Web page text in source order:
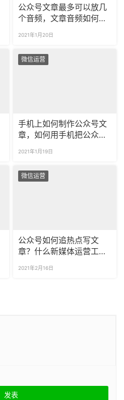
公众号文章最多可以放几
个音频，文章音频如何排
2021年1月20日
微信运营
手机上如何制作公众号文
章，如何用手机把公众号
2021年1月19日
微信运营
公众号如何追热点写文
章？什么新媒体运营工具
2021年2月16日